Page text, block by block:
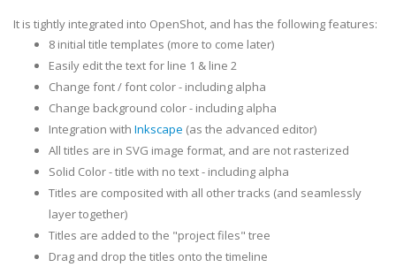
It is tightly integrated into OpenShot, and has the following features:
8 initial title templates (more to come later)
Easily edit the text for line 1 & line 2
Change font / font color - including alpha
Change background color - including alpha
Integration with Inkscape (as the advanced editor)
All titles are in SVG image format, and are not rasterized
Solid Color - title with no text - including alpha
Titles are composited with all other tracks (and seamlessly
layer together)
Titles are added to the "project files" tree
Drag and drop the titles onto the timeline